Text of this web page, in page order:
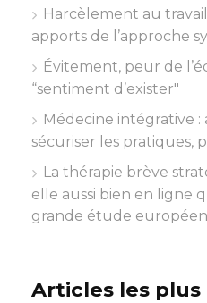
Harcèlement au
apports de l’approche
Évitement, peur de
“sentiment d’exister"
Médecine intégrative :
sécuriser les pratiques,
La thérapie brève
elle aussi bien en ligne
grande étude
Articles les